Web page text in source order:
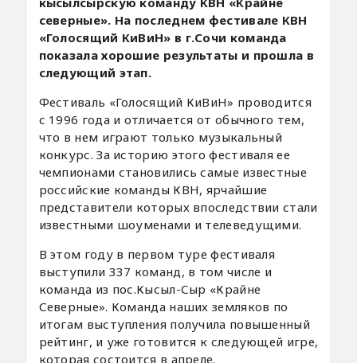
северные». На последнем фестивале КВН
«Голосящий КиВиН» в г.Сочи команда
показала хорошие результаты и прошла в
следующий этап.
Фестиваль «Голосящий КиВиН» проводится
с 1996 года и отличается от обычного тем,
что в нем играют только музыкальный
конкурс. За историю этого фестиваля ее
чемпионами становились самые известные
российские команды КВН, ярчайшие
представители которых впоследствии стали
известными шоуменами и телеведущими.
В этом году в первом туре фестиваля
выступили 337 команд, в том числе и
команда из пос.Кысыл-Сыр «Крайне
Северные». Команда наших земляков по
итогам выступления получила повышенный
рейтинг, и уже готовится к следующей игре,
которая состоится в апреле.